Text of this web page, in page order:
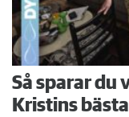
Så sparar du
Kristins